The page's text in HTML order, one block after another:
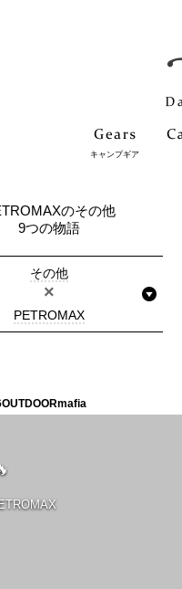
キャンプギア
のその他
9つの物語
その他
×
PETROMAX